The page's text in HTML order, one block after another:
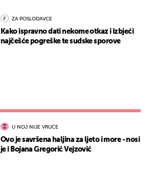
ZA POSLODAVCE
Kako ispravno dati nekome otkaz i izbjeći
najčešće pogreške te sudske sporove
U NOJ NIJE VRUĆE
Ovo je savršena haljina za ljeto i more - nosi
je i Bojana Gregorić Vejzović